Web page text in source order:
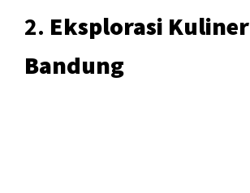
2. Eksplorasi Kuliner
Bandung